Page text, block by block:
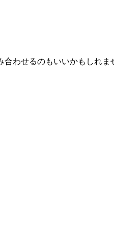
わせるのもいいかもしれま